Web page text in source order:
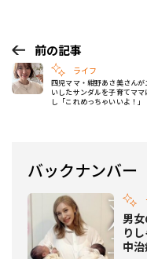
前の記事
ライフ
四児ママ・紺野あさ美さんが
いしたサンダルを子育てママ
し「これめっちゃいいよ！」
バックナンバー
男
り
中